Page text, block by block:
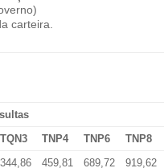
carteira.
TQN3 TNP4 TNP6
TNP8
344,86 459,81 689,72 919,62